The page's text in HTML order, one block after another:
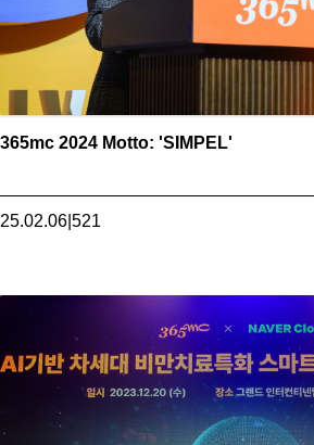
365mc 2024 Motto: 'SIMPEL'
25.02.06 521